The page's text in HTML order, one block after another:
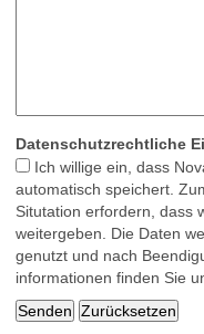
Datenschutzrechtliche
Ich willige ein, dass
automatisch speichert.
Situtation erfordern, dass
weitergeben. Die Daten
genutzt und nach
informationen finden Sie